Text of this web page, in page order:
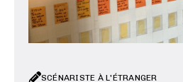
SCÉNARISTE À L'ÉTRANGER